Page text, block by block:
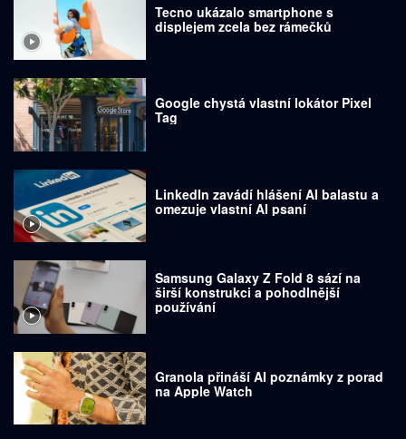
Tecno ukázalo smartphone s
displejem zcela bez rámečků
Google chystá vlastní lokátor Pixel
Tag
LinkedIn zavádí hlášení AI balastu a
omezuje vlastní AI psaní
Samsung Galaxy Z Fold 8 sází na
širší konstrukci a pohodlnější
používání
Granola přináší AI poznámky z porad
na Apple Watch